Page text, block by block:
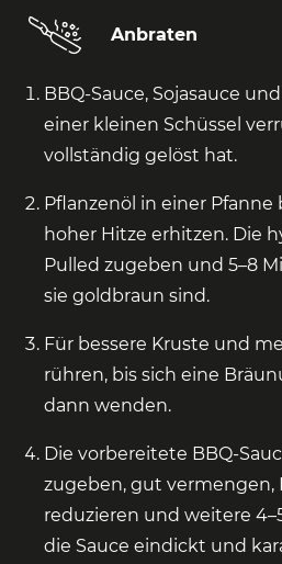
Anbraten
BBQ-Sauce, Sojasauce
einer kleinen Schüssel
vollständig gelöst hat.
Pflanzenöl in einer
hoher Hitze erhitzen. Die
Pulled zugeben und 5–8
sie goldbraun sind.
Für bessere Kruste und
rühren, bis sich eine
dann wenden.
Die vorbereitete BBQ-
zugeben, gut vermengen,
reduzieren und weitere
die Sauce eindickt und